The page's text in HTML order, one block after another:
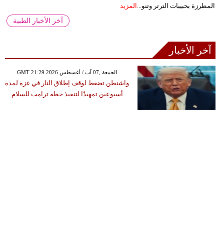
المطرزة بحبيبات الترتر وتنو... المزيد
آخر الأخبار الطبية
آخر الأخبار
GMT 21:29 2026 الجمعة ,07 آب / أغسطس
واشنطن تضغط لوقف إطلاق النار في غزة لمدة
أسبوعين تمهيدًا لتنفيذ خطة ترامب للسلام